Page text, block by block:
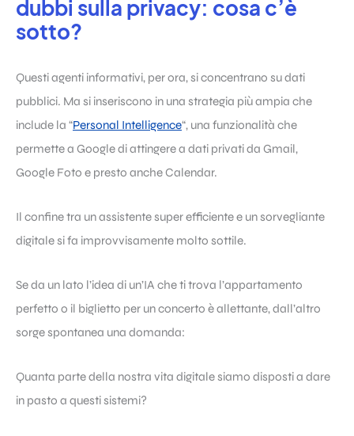
dubbi sulla privacy: cosa c’è
sotto?
Questi agenti informativi, per ora, si concentrano su dati
pubblici. Ma si inseriscono in una strategia più ampia che
include la “Personal Intelligence“, una funzionalità che
permette a Google di attingere a dati privati da Gmail,
Google Foto e presto anche Calendar.
Il confine tra un assistente super efficiente e un sorvegliante
digitale si fa improvvisamente molto sottile.
Se da un lato l’idea di un’IA che ti trova l’appartamento
perfetto o il biglietto per un concerto è allettante, dall’altro
sorge spontanea una domanda:
Quanta parte della nostra vita digitale siamo disposti a dare
in pasto a questi sistemi?